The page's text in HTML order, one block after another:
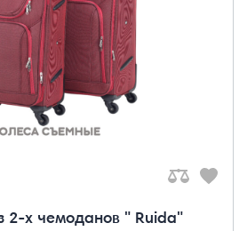
2-х чемоданов " Ruida"